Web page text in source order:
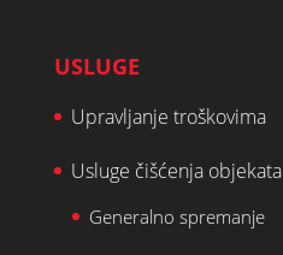
USLUGE
Upravljanje troškovima
Usluge čišćenja objekata
Generalno spremanje